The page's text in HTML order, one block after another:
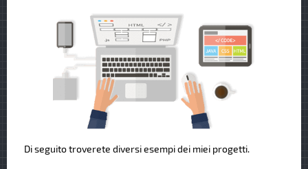
Di seguito troverete diversi esempi dei miei progetti.